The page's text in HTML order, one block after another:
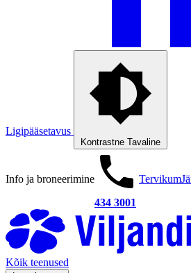
Ligipääsetavus
Kontrastne Tavaline
Info ja broneerimine
434 3001
Tervikum
Kõik teenused